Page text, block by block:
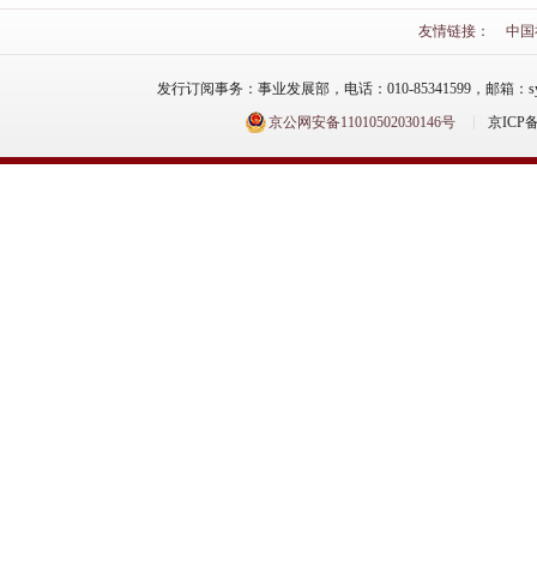
友情链接： 中
发行订阅事务：事业发展部，电话：010-85341599，邮箱：
京公网安备11010502030146号
京ICP